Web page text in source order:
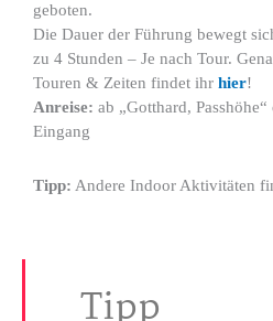
geboten.
Die Dauer der Führung bewegt
zu 4 Stunden – Je nach Tour.
Touren & Zeiten findet ihr hier!
Anreise: ab „Gotthard,
Eingang
Tipp: Andere Indoor Aktivitäten
Tipp